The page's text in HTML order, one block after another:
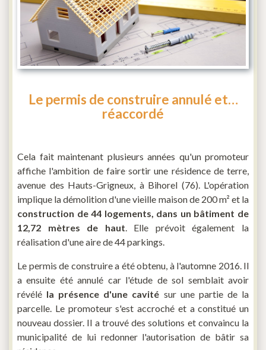
Le permis de construire annulé et…
réaccordé
Cela fait maintenant plusieurs années qu'un promoteur
affiche l'ambition de faire sortir une résidence de terre,
avenue des Hauts-Grigneux, à Bihorel (76). L'opération
implique la démolition d'une vieille maison de 200 m² et la
construction de 44 logements, dans un bâtiment de
12,72 mètres de haut. Elle prévoit également la
réalisation d'une aire de 44 parkings.
Le permis de construire a été obtenu, à l'automne 2016. Il
a ensuite été annulé car l'étude de sol semblait avoir
révélé la présence d'une cavité sur une partie de la
parcelle. Le promoteur s'est accroché et a constitué un
nouveau dossier. Il a trouvé des solutions et convaincu la
municipalité de lui redonner l'autorisation de bâtir sa